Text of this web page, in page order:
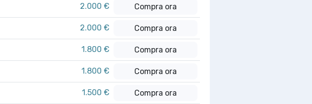
2.000 € Compra ora
2.000 € Compra ora
1.800 € Compra ora
1.800 € Compra ora
1.500 € Compra ora